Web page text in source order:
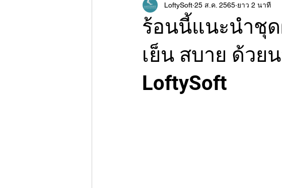
ร้อนนี้แนะนำชุ
เย็น สบาย ด้วย
LoftySoft
LoftySoft 25 ส.ค. 2565 ยาว 2 นาที